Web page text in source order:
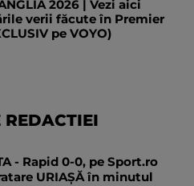
2026 | Vezi aici
verii făcute în Premier
pe VOYO)
- Rapid 0-0, pe Sport.ro
URIAȘĂ în minutul